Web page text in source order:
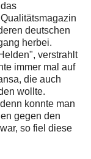
das
Qualitätsmagazin
deutschen
herbei.
verstrahlt
immer mal auf
die auch
wollte.
konnte man
gegen den
so fiel diese